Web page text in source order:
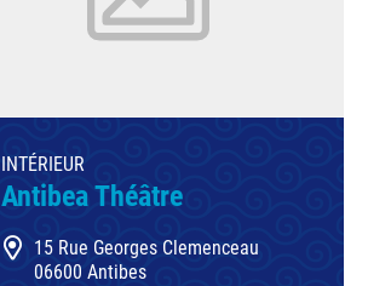
INTÉRIEUR
Antibea Théâtre
15 Rue Georges Clemenceau
06600 Antibes